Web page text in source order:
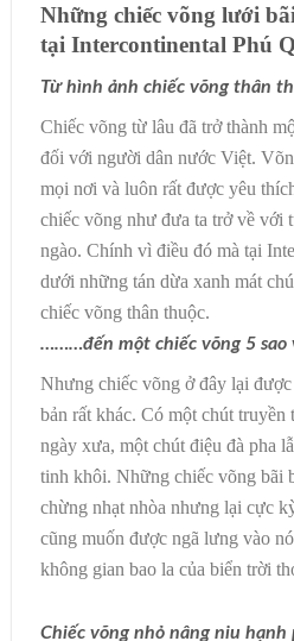
Những chiếc võng lưới
tại Intercontinental Phú
Từ hình ảnh chiếc võng thân
Chiếc võng từ lâu đã trở thành
đối với người dân nước Việt.
mọi nơi và luôn rất được yêu
chiếc võng như đưa ta trở về với
ngào. Chính vì điều đó mà tại
dưới những tán dừa xanh mát
chiếc võng thân thuộc.
………đến một chiếc võng 5 sao
Nhưng chiếc võng ở đây lại
bản rất khác. Có một chút truyền
ngày xưa, một chút điệu đà pha
tinh khôi. Những chiếc võng bãi
chừng nhạt nhòa nhưng lại cực
cũng muốn được ngã lưng vào
không gian bao la của biển trời
Chiếc võng nhỏ nâng niu hạnh